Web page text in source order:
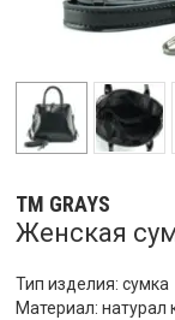
ТМ GRAYS
Женская
Тип изделия: сумка
Материал: натурал